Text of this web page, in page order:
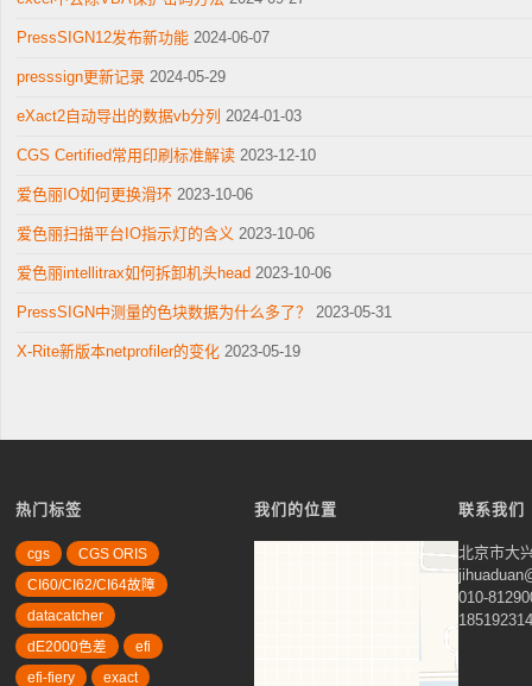
PressSIGN12发布新功能 2024-06-07
presssign更新记录 2024-05-29
eXact2自动导出的数据vb分列 2024-01-03
CGS Certified常用印刷标准解读 2023-12-10
爱色丽IO如何更换滑环 2023-10-06
爱色丽扫描平台IO指示灯的含义 2023-10-06
爱色丽intellitrax如何拆卸机头head 2023-10-06
PressSIGN中测量的色块数据为什么多了？ 2023-05-31
X-Rite新版本netprofiler的变化 2023-05-19
热门标签
cgs
CGS ORIS
CI60/CI62/CI64故障
datacatcher
dE2000色差
efi
efi-fiery
exact
我们的位置 联系我们
北京市大
010-